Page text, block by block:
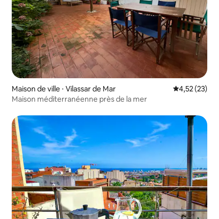
Maison de ville ⋅ Vilassar de Mar Évaluation
4,52 (23)
Maison méditerranéenne près de la mer